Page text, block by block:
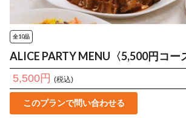
全10品
ALICE PARTY MENU〈5,500円コー
5,500円 (税込)
このプランで問い合わせる